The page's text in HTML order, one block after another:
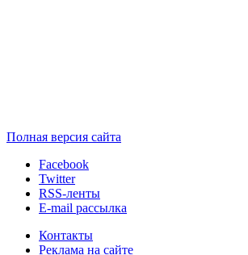
Полная версия сайта
Facebook
Twitter
RSS-ленты
E-mail рассылка
Контакты
Реклама на сайте